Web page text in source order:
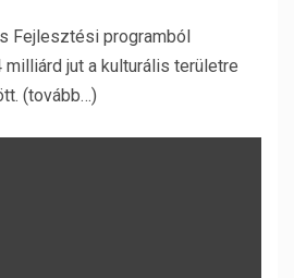
Fejlesztési programból
milliárd jut a kulturális területre
(tovább…)